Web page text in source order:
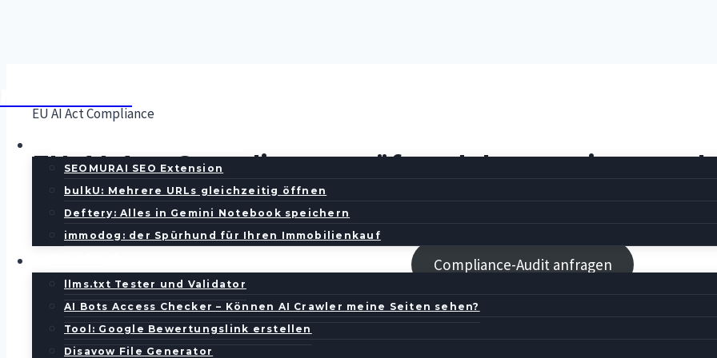
springen
SEOMURAI SEO Extension
bulkU: Mehrere URLs gleichzeitig öffnen
Deftery: Alles in Gemini Notebook speichern
immodog: der Spürhund für Ihren Immobilienkauf
llms.txt Tester und Validator
AI Bots Access Checker – Können AI Crawler meine Seiten sehen?
Tool: Google Bewertungslink erstellen
Disavow File Generator
EU AI Act Compliance
EU-AI-Act-Compliance: prüfen, dokumentieren,
Audit zum festen Preis. Wir prüfen Ihre KI-Nutzung gegen die EU-AI-Act-Pflichten, dokumentieren den Befund und
Compliance-Audit anfragen
Inhalt